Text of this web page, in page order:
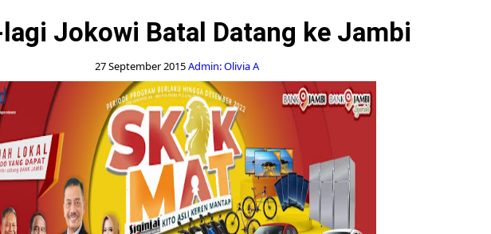
Jokowi Batal Datang ke Jambi
27 September 2015Admin: Olivia A